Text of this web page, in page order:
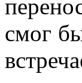
смог